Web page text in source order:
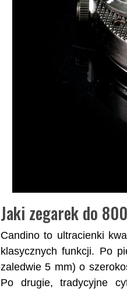
Jaki zegarek do
Candino to ultracienki
klasycznych funkcji. Po
zaledwie 5 mm) o
Po drugie, tradycyjne